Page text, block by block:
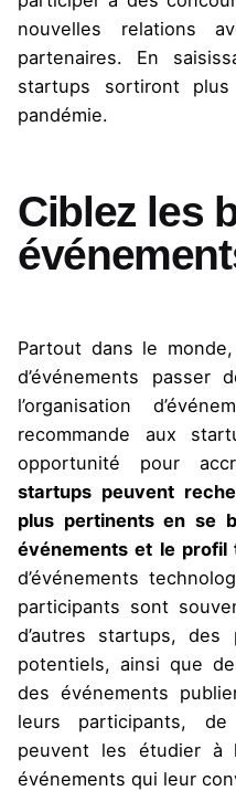
nouvelles relations
partenaires. En
startups sortiront
pandémie.
Ciblez les
Partout dans le
d’événements passer
l’organisation
recommande aux
opportunité pour
startups peuvent
plus pertinents en se
événements et le
d’événements
participants sont
d’autres startups,
potentiels, ainsi que
des événements
leurs participants,
peuvent les étudier à
événements qui leur